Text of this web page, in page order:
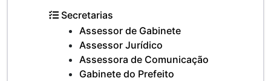
Secretarias
Assessor de Gabinete
Assessor Jurídico
Assessora de Comunicação
Gabinete do Prefeito